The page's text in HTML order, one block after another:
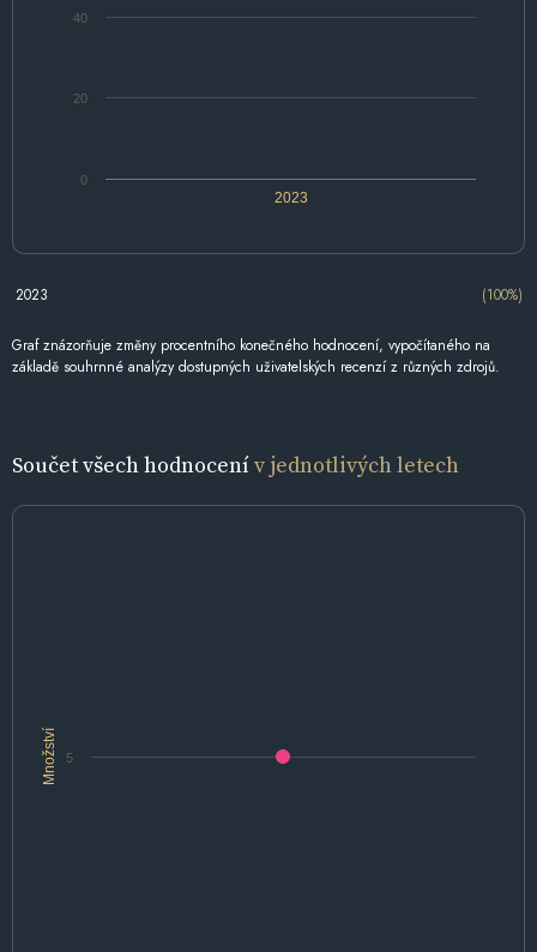
2023
0
20
40
2023 (100%)
Graf znázorňuje změny procentního konečného hodnocení, vypočítaného na
základě souhrnné analýzy dostupných uživatelských recenzí z různých zdrojů.
Součet všech hodnocenív jednotlivých letech
Množství 5